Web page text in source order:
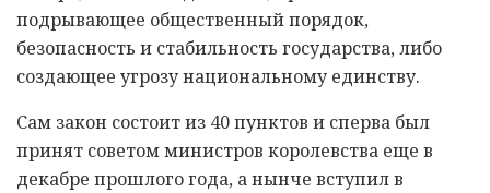
подрывающее общественный порядок,
безопасность и стабильность государства, либо
создающее угрозу национальному единству.
Сам закон состоит из 40 пунктов и сперва был
принят советом министров королевства еще в
декабре прошлого года, а нынче вступил в